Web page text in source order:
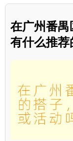
在广州番禺
有什么推荐